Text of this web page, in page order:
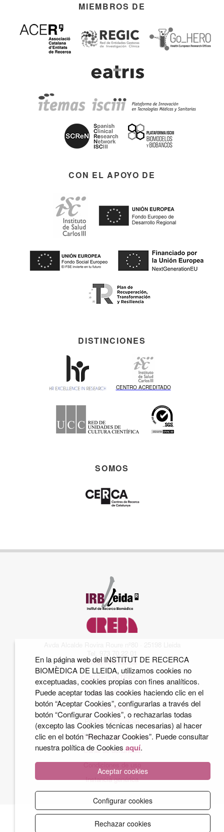
MIEMBROS DE
CON EL APOYO DE
DISTINCIONES
CENTRO ACREDITADO
SOMOS
info@irblleida.cat
CORREO INTERNO
iFUNDANET
Aviso legal
Política de cookies
Política de privacidad
Canal de denuncias
Condiciones de uso
Instancia genérica
En la página web del INSTITUT DE RECERCA
BIOMÈDICA DE LLEIDA, utilizamos cookies no
exceptuadas, cookies propias con fines analíticos.
Puede aceptar todas las cookies haciendo clic en el
botón “Aceptar Cookies”, configurarlas a través del
botón “Configurar Cookies”, o rechazarlas todas
(excepto las Cookies técnicas necesarias) al hacer
clic en el botón “Rechazar Cookies”. Puede consultar
nuestra política de Cookies aquí.
Aceptar cookies
Configurar cookies
Rechazar cookies